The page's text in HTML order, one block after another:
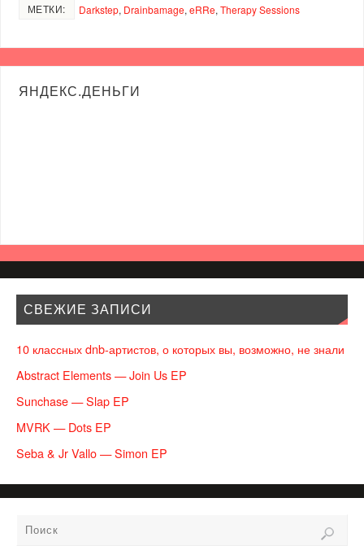
МЕТКИ: Darkstep, Drainbamage, eRRe, Therapy Sessions
ЯНДЕКС.ДЕНЬГИ
СВЕЖИЕ ЗАПИСИ
10 классных dnb-артистов, о которых вы, возможно, не знали
Abstract Elements — Join Us EP
Sunchase — Slap EP
MVRK — Dots EP
Seba & Jr Vallo — Simon EP